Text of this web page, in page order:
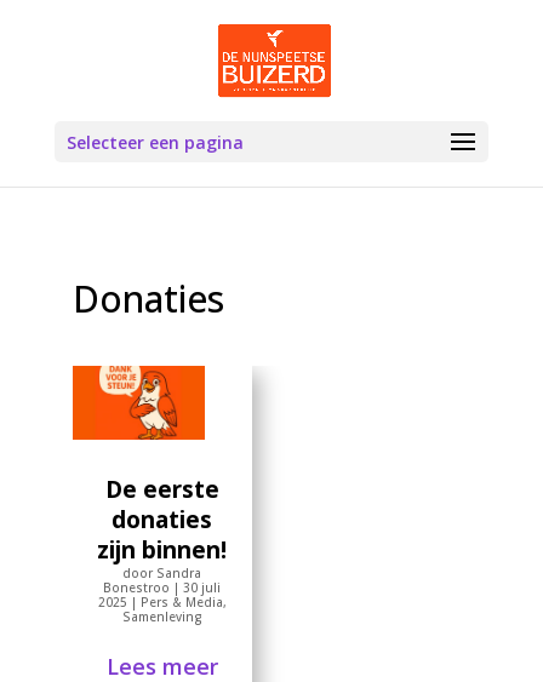
Selecteer een pagina
Donaties
De eerste
donaties
zijn binnen!
door Sandra
Bonestroo |30 juli
2025 | Pers & Media,
Samenleving
Lees meer